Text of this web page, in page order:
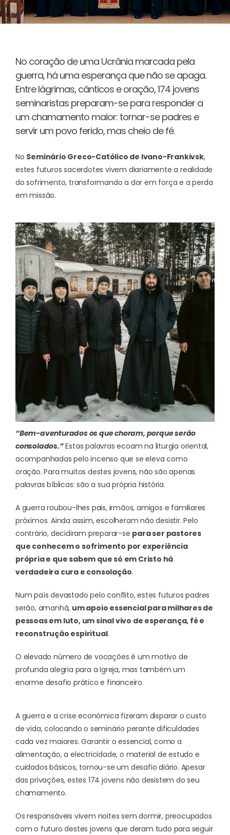
No coração de uma Ucrânia marcada pela
guerra, há uma esperança que não se apaga.
Entre lágrimas, cânticos e oração, 174 jovens
seminaristas preparam-se para responder a
um chamamento maior: tornar-se padres e
servir um povo ferido, mas cheio de fé.
No Seminário Greco-Católico de Ivano-Frankivsk,
estes futuros sacerdotes vivem diariamente a realidade
do sofrimento, transformando a dor em força e a perda
em missão.
“Bem-aventurados os que choram, porque serão
consolados.”Estas palavras ecoam na liturgia oriental,
acompanhadas pelo incenso que se eleva como
oração. Para muitos destes jovens, não são apenas
palavras bíblicas: são a sua própria história.
A guerra roubou-lhes pais, irmãos, amigos e familiares
próximos. Ainda assim, escolheram não desistir. Pelo
contrário, decidiram preparar-se para ser pastores
que conhecem o sofrimento por experiência
própria e que sabem que só em Cristo há
verdadeira cura e consolação.
Num país devastado pelo conflito, estes futuros padres
serão, amanhã, um apoio essencial para milhares de
pessoas em luto, um sinal vivo de esperança, fé e
reconstrução espiritual.
O elevado número de vocações é um motivo de
profunda alegria para a Igreja, mas também um
enorme desafio prático e financeiro.
A guerra e a crise económica fizeram disparar o custo
de vida, colocando o seminário perante dificuldades
cada vez maiores. Garantir o essencial, como a
alimentação, a electricidade, o material de estudo e
cuidados básicos, tornou-se um desafio diário. Apesar
das privações, estes 174 jovens não desistem do seu
chamamento.
Os responsáveis vivem noites sem dormir, preocupados
com o futuro destes jovens que deram tudo para seguir